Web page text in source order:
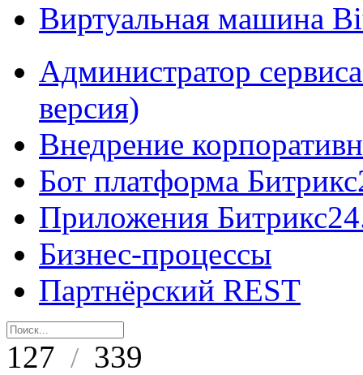
Виртуальная машина
Администратор
версия)
Внедрение
Бот платформа
Приложения
Бизнес-процессы
Партнёрский REST
127 / 339